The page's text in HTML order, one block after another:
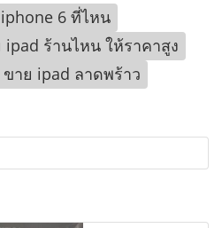
6 ที่ไหน
ipad ร้านไหน ให้ราคาสูง
ขาย ipad ลาดพร้าว